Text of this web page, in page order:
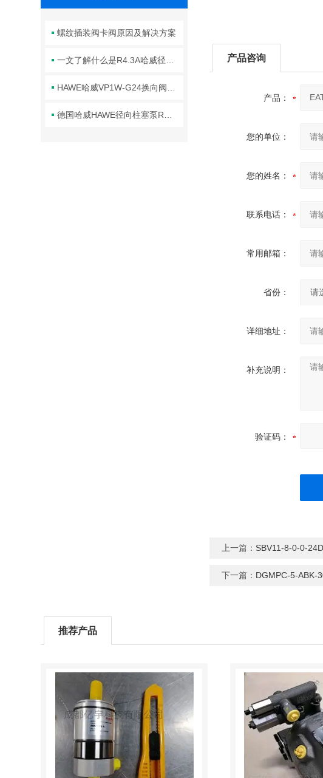
螺纹插装阀卡阀原因及解决方案
产品咨询
产品：
您的单位：
您的姓名：
联系电话：
常用邮箱：
省份：
详细地址：
补充说明：
验证码：
上一篇： SBV11-8-0-0-
下一篇： DGMPC-5-ABK-
推荐产品